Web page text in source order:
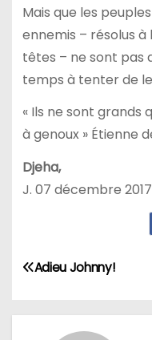
Mais que les
ennemis – résolus
têtes – ne sont pas
temps à tenter de
« Ils ne sont grands
à genoux » Étienne
Djeha,
J. 07 décembre 2017
NAdieu Johnny!